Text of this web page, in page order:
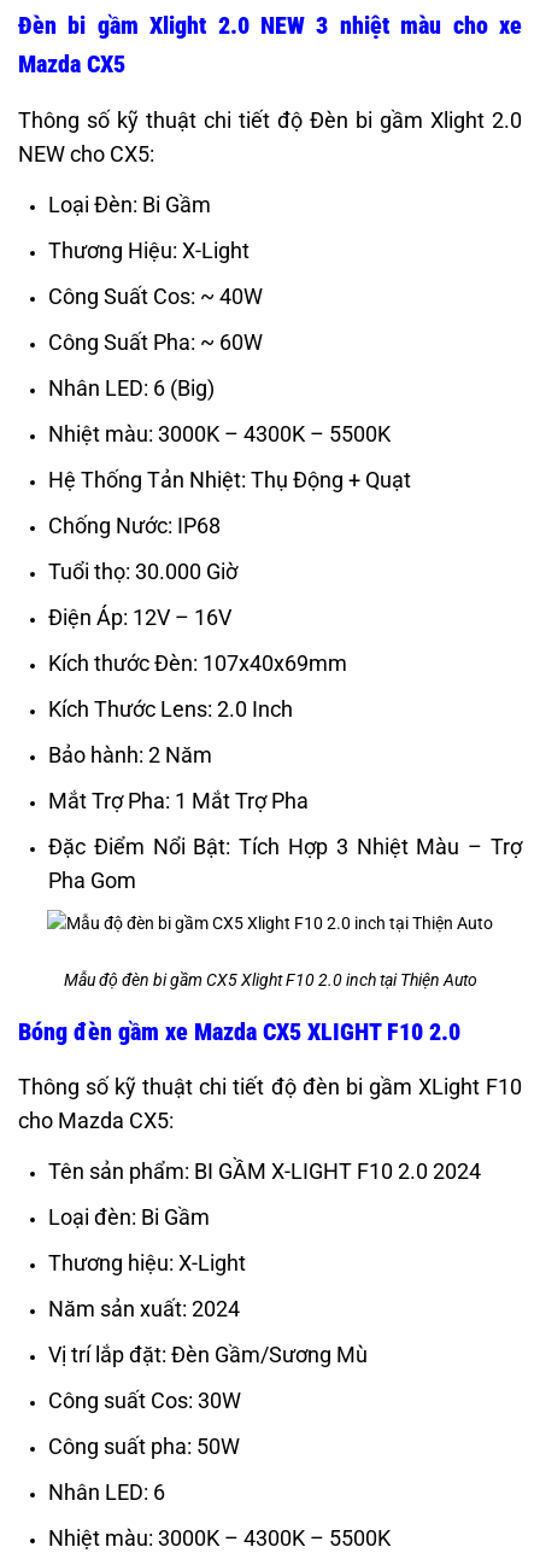
Đèn bi gầm Xlight 2.0 NEW 3 nhiệt màu cho xe
Mazda CX5
Thông số kỹ thuật chi tiết độ Đèn bi gầm Xlight 2.0
NEW cho CX5:
Loại Đèn: Bi Gầm
Thương Hiệu: X-Light
Công Suất Cos: ~ 40W
Công Suất Pha: ~ 60W
Nhân LED: 6 (Big)
Nhiệt màu: 3000K – 4300K – 5500K
Hệ Thống Tản Nhiệt: Thụ Động + Quạt
Chống Nước: IP68
Tuổi thọ: 30.000 Giờ
Điện Áp: 12V – 16V
Kích thước Đèn: 107x40x69mm
Kích Thước Lens: 2.0 Inch
Bảo hành: 2 Năm
Mắt Trợ Pha: 1 Mắt Trợ Pha
Đặc Điểm Nổi Bật: Tích Hợp 3 Nhiệt Màu – Trợ
Pha Gom
Mẫu độ đèn bi gầm CX5 Xlight F10 2.0 inch tại Thiện Auto
Bóng đèn gầm xe Mazda CX5 XLIGHT F10 2.0
Thông số kỹ thuật chi tiết độ đèn bi gầm XLight F10
cho Mazda CX5:
Tên sản phẩm: BI GẦM X-LIGHT F10 2.0 2024
Loại đèn: Bi Gầm
Thương hiệu: X-Light
Năm sản xuất: 2024
Vị trí lắp đặt: Đèn Gầm/Sương Mù
Công suất Cos: 30W
Công suất pha: 50W
Nhân LED: 6
Nhiệt màu: 3000K – 4300K – 5500K